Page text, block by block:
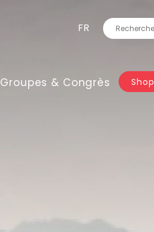
FR
Groupes & Congrès Shop